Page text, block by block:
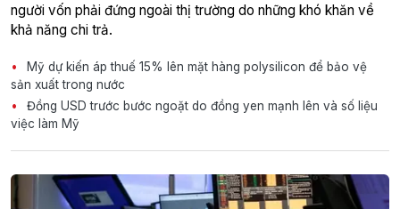
người vốn phải đứng ngoài thị trường do những khó khăn về
khả năng chi trả.
Mỹ dự kiến áp thuế 15% lên mặt hàng polysilicon để bảo vệ
sản xuất trong nước
Đồng USD trước bước ngoặt do đồng yen mạnh lên và số liệu
việc làm Mỹ